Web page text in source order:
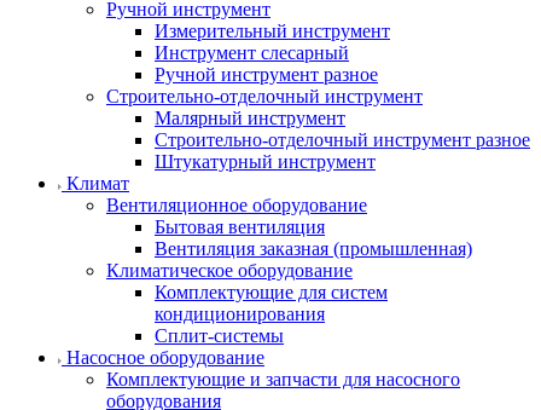
Ручной инструмент
Измерительный инструмент
Инструмент слесарный
Ручной инструмент разное
Строительно-отделочный инструмент
Малярный инструмент
Строительно-отделочный инструмент разное
Штукатурный инструмент
Климат
Вентиляционное оборудование
Бытовая вентиляция
Вентиляция заказная (промышленная)
Климатическое оборудование
Комплектующие для систем
кондиционирования
Сплит-системы
Насосное оборудование
Комплектующие и запчасти для насосного
оборудования